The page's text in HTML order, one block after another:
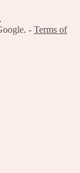
- Terms of